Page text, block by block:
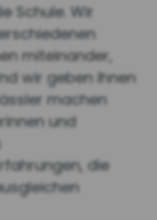
Schule. Wir
miteinander,
wir geben ihnen
machen
und
die